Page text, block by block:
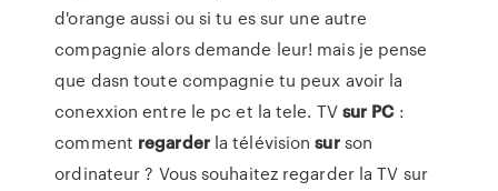
d'orange aussi ou si tu es sur une autre
compagnie alors demande leur! mais je pense
que dasn toute compagnie tu peux avoir la
conexxion entre le pc et la tele. TVsur PC:
comment regarderla télévisionsurson
ordinateur ? Vous souhaitez regarder la TV sur